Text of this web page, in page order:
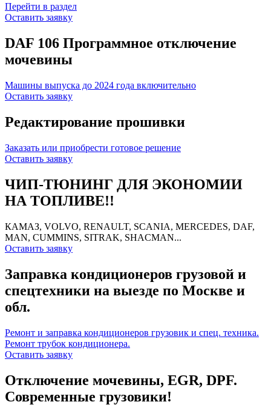
Перейти в раздел
Оставить заявку
DAF 106 Программное отключение
мочевины
Машины выпуска до 2024 года включительно
Оставить заявку
Редактирование прошивки
Заказать или приобрести готовое решение
Оставить заявку
ЧИП-ТЮНИНГ ДЛЯ ЭКОНОМИИ
НА ТОПЛИВЕ!!
КАМАЗ, VOLVO, RENAULT, SCANIA, MERCEDES, DAF,
MAN, CUMMINS, SITRAK, SHACMAN...
Оставить заявку
Заправка кондиционеров грузовой и
спецтехники на выезде по Москве и
обл.
Ремонт и заправка кондиционеров грузовик и спец. техника.
Ремонт трубок кондиционера.
Оставить заявку
Отключение мочевины, EGR, DPF.
Современные грузовики!